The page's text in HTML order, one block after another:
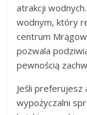
atrakcji
wodnym, który
centrum
pozwala
pewnością
Jeśli
wypożyczalni